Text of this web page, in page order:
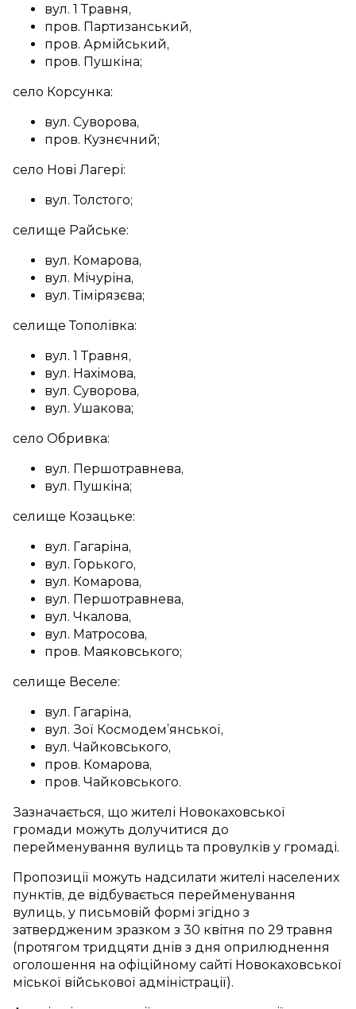
вул. 1 Травня,
пров. Партизанський,
пров. Армійський,
пров. Пушкіна;
село Корсунка:
вул. Суворова,
пров. Кузнєчний;
село Нові Лагері:
вул. Толстого;
селище Райське:
вул. Комарова,
вул. Мічуріна,
вул. Тімірязєва;
селище Тополівка:
вул. 1 Травня,
вул. Нахімова,
вул. Суворова,
вул. Ушакова;
село Обривка:
вул. Першотравнева,
вул. Пушкіна;
селище Козацьке:
вул. Гагаріна,
вул. Горького,
вул. Комарова,
вул. Першотравнева,
вул. Чкалова,
вул. Матросова,
пров. Маяковського;
селище Веселе:
вул. Гагаріна,
вул. Зої Космодем’янської,
вул. Чайковського,
пров. Комарова,
пров. Чайковського.
Зазначається, що жителі Новокаховської
громади можуть долучитися до
перейменування вулиць та провулків у громаді.
Пропозиції можуть надсилати жителі населених
пунктів, де відбувається перейменування
вулиць, у письмовій формі згідно з
затвердженим зразком з 30 квітня по 29 травня
(протягом тридцяти днів з дня оприлюднення
оголошення на офіційному сайті Новокаховської
міської військової адміністрації).